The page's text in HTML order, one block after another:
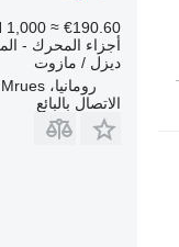
1,000 ≈ €190.60
أجزاء المحرك -
ديزل / مازوت
رومانيا، Targu Mrues
الاتصال بالبائع